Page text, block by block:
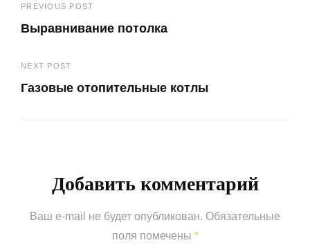
Навигация
по
записям
PREVIOUS POST
Выравнивание потолка
Post
NEXT POST
Газовые отопительные котлы
Добавить комментарий
Ваш e-mail не будет опубликован. Обязательные
поля помечены *